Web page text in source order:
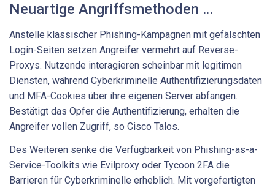
Neuartige Angriffsmethoden …
Anstelle klassischer Phishing-Kampagnen mit gefälschten
Login-Seiten setzen Angreifer vermehrt auf Reverse-
Proxys. Nutzende interagieren scheinbar mit legitimen
Diensten, während Cyberkriminelle Authentifizierungsdaten
und MFA-Cookies über ihre eigenen Server abfangen.
Bestätigt das Opfer die Authentifizierung, erhalten die
Angreifer vollen Zugriff, so Cisco Talos.
Des Weiteren senke die Verfügbarkeit von Phishing-as-a-
Service-Toolkits wie Evilproxy oder Tycoon 2FA die
Barrieren für Cyberkriminelle erheblich. Mit vorgefertigten